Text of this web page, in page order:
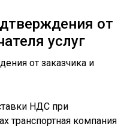
от
услуг
НДС при
транспортная компания